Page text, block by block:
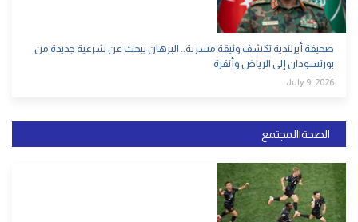
صحيفة أيرلندية تكشف وثيقة مسربة.. البرهان يبحث عن شرعية جديدة من
بورتسودان إلى الرياض وأنقرة
July 9, 2026
الصحة|المجتمع